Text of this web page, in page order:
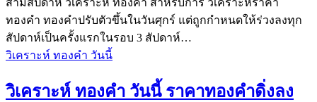
ทองคำ ทองคำปรับตัวขึ้นในวันศุกร์ แต่ถูกกำหนดให้ร่วงลงทุก
สัปดาห์เป็นครั้งแรกในรอบ 3 สัปดาห์…
วิเคราะห์ ทองคำ วันนี้
วิเคราะห์ ทองคำ วันนี้ ราคาทองคำดิ่งลง